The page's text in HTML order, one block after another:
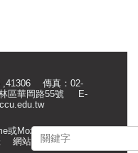
,41306 傳真：02-
區華岡路55號
E-
或Mozilla Firefox等
網站管理